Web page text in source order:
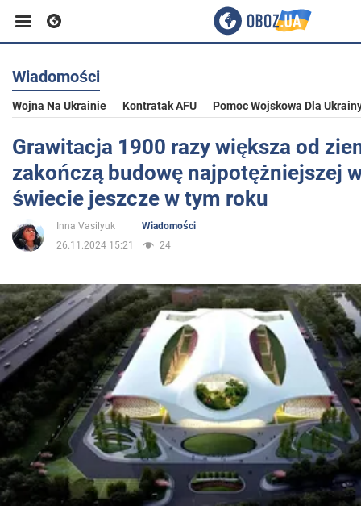
Biznes
Sport
Rozrywka
Życie
Polityka
Społeczeństwo
Wojna na Ukrainie
Świat
Jedzenie
Wiadomości
Wojna Na Ukrainie Kontratak AFU Pomoc Wojskowa Dla
Grawitacja 1900 razy większa od
zakończą budowę najpotężniejszej
świecie jeszcze w tym roku
Inna Vasilyuk
Wiadomości
26.11.2024 15:21
24